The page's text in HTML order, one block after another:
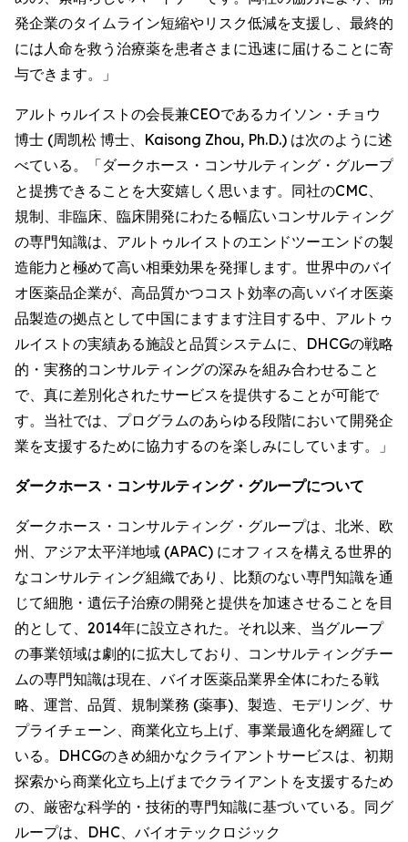
発企業のタイムライン短縮やリスク低減を支援し、最終的
には人命を救う治療薬を患者さまに迅速に届けることに寄
与できます。」
アルトゥルイストの会長兼CEOであるカイソン・チョウ
博士 (周凯松 博士、Kaisong Zhou, Ph.D.) は次のように述
べている。「ダークホース・コンサルティング・グループ
と提携できることを大変嬉しく思います。同社のCMC、
規制、非臨床、臨床開発にわたる幅広いコンサルティング
の専門知識は、アルトゥルイストのエンドツーエンドの製
造能力と極めて高い相乗効果を発揮します。世界中のバイ
オ医薬品企業が、高品質かつコスト効率の高いバイオ医薬
品製造の拠点として中国にますます注目する中、アルトゥ
ルイストの実績ある施設と品質システムに、DHCGの戦略
的・実務的コンサルティングの深みを組み合わせること
で、真に差別化されたサービスを提供することが可能で
す。当社では、プログラムのあらゆる段階において開発企
業を支援するために協力するのを楽しみにしています。」
ダークホース・コンサルティング・グループについて
ダークホース・コンサルティング・グループは、北米、欧
州、アジア太平洋地域 (APAC) にオフィスを構える世界的
なコンサルティング組織であり、比類のない専門知識を通
じて細胞・遺伝子治療の開発と提供を加速させることを目
的として、2014年に設立された。それ以来、当グループ
の事業領域は劇的に拡大しており、コンサルティングチー
ムの専門知識は現在、バイオ医薬品業界全体にわたる戦
略、運営、品質、規制業務 (薬事)、製造、モデリング、サ
プライチェーン、商業化立ち上げ、事業最適化を網羅して
いる。DHCGのきめ細かなクライアントサービスは、初期
探索から商業化立ち上げまでクライアントを支援するため
の、厳密な科学的・技術的専門知識に基づいている。同グ
ループは、DHC、バイオテックロジック